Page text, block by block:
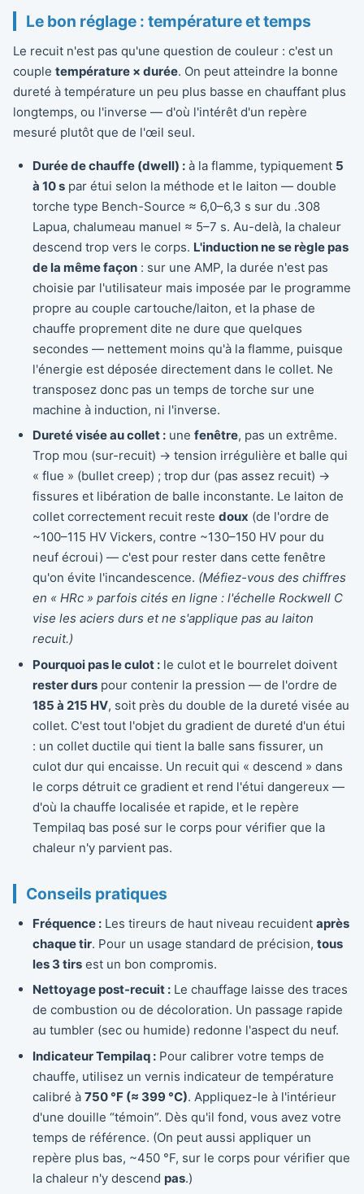
Le bon réglage : température et temps
Le recuit n'est pas qu'une question de couleur : c'est un
couple température × durée. On peut atteindre la bonne
dureté à température un peu plus basse en chauffant plus
longtemps, ou l'inverse — d'où l'intérêt d'un repère
mesuré plutôt que de l'œil seul.
Durée de chauffe (dwell) : à la flamme, typiquement 5
à 10 s par étui selon la méthode et le laiton — double
torche type Bench-Source ≈ 6,0–6,3 s sur du .308
Lapua, chalumeau manuel ≈ 5–7 s. Au-delà, la chaleur
descend trop vers le corps. L'induction ne se règle pas
de la même façon : sur une AMP, la durée n'est pas
choisie par l'utilisateur mais imposée par le programme
propre au couple cartouche/laiton, et la phase de
chauffe proprement dite ne dure que quelques
secondes — nettement moins qu'à la flamme, puisque
l'énergie est déposée directement dans le collet. Ne
transposez donc pas un temps de torche sur une
machine à induction, ni l'inverse.
Dureté visée au collet : une fenêtre, pas un extrême.
Trop mou (sur-recuit) → tension irrégulière et balle qui
« flue » (bullet creep) ; trop dur (pas assez recuit) →
fissures et libération de balle inconstante. Le laiton de
collet correctement recuit reste doux (de l'ordre de
~100–115 HV Vickers, contre ~130–150 HV pour du
neuf écroui) — c'est pour rester dans cette fenêtre
qu'on évite l'incandescence. (Méfiez-vous des chiffres
en « HRc » parfois cités en ligne : l'échelle Rockwell C
vise les aciers durs et ne s'applique pas au laiton
recuit.)
Pourquoi pas le culot : le culot et le bourrelet doivent
rester durs pour contenir la pression — de l'ordre de
185 à 215 HV, soit près du double de la dureté visée au
collet. C'est tout l'objet du gradient de dureté d'un étui
: un collet ductile qui tient la balle sans fissurer, un
culot dur qui encaisse. Un recuit qui « descend » dans
le corps détruit ce gradient et rend l'étui dangereux —
d'où la chauffe localisée et rapide, et le repère
Tempilaq bas posé sur le corps pour vérifier que la
chaleur n'y parvient pas.
Conseils pratiques
Fréquence : Les tireurs de haut niveau recuident après
chaque tir. Pour un usage standard de précision, tous
les 3 tirs est un bon compromis.
Nettoyage post-recuit : Le chauffage laisse des traces
de combustion ou de décoloration. Un passage rapide
au tumbler (sec ou humide) redonne l'aspect du neuf.
Indicateur Tempilaq : Pour calibrer votre temps de
chauffe, utilisez un vernis indicateur de température
calibré à 750 °F (≈ 399 °C). Appliquez-le à l'intérieur
d'une douille “témoin”. Dès qu'il fond, vous avez votre
temps de référence. (On peut aussi appliquer un
repère plus bas, ~450 °F, sur le corps pour vérifier que
la chaleur n'y descend pas.)